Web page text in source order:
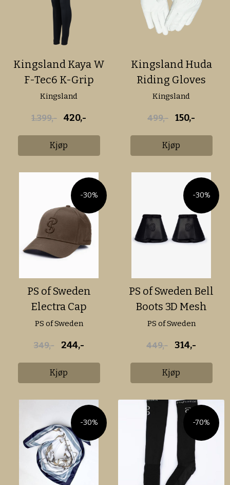
Kingsland Kaya W
F-Tec6 K-Grip
Breeches (890)
Kingsland
1.399,- 420,-
Kjøp
Kingsland Huda
Riding Gloves
Kingsland
499,- 150,-
Kjøp
-30%
PS of Sweden
Electra Cap
PS of Sweden
349,- 244,-
Kjøp
-30%
PS of Sweden Bell
Boots 3D Mesh
Premium
PS of Sweden
449,- 314,-
Kjøp
-30% -70%